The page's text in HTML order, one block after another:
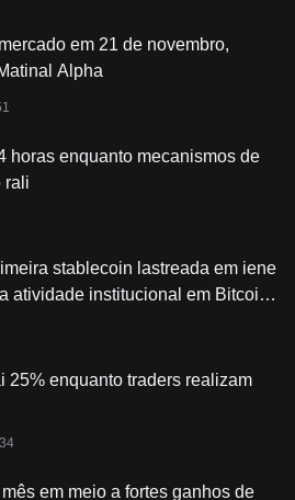
em 21 de novembro,
Alpha
horas enquanto mecanismos de
rali
stablecoin lastreada em iene
atividade institucional em Bitcoin
25% enquanto traders realizam
em meio a fortes ganhos de